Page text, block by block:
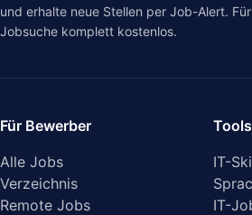
und erhalte neue Stellen per Job-Alert.
Jobsuche komplett kostenlos.
Für Bewerber
Alle Jobs
Verzeichnis
Remote Jobs
IT-
IT-